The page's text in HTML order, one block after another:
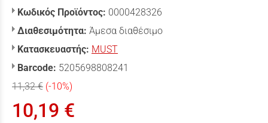
Κωδικός Προϊόντος: 0000428326
Διαθεσιμότητα: Άμεσα διαθέσιμο
Κατασκευαστής: MUST
Barcode: 5205698808241
11,32 € (-10%)
10,19 €